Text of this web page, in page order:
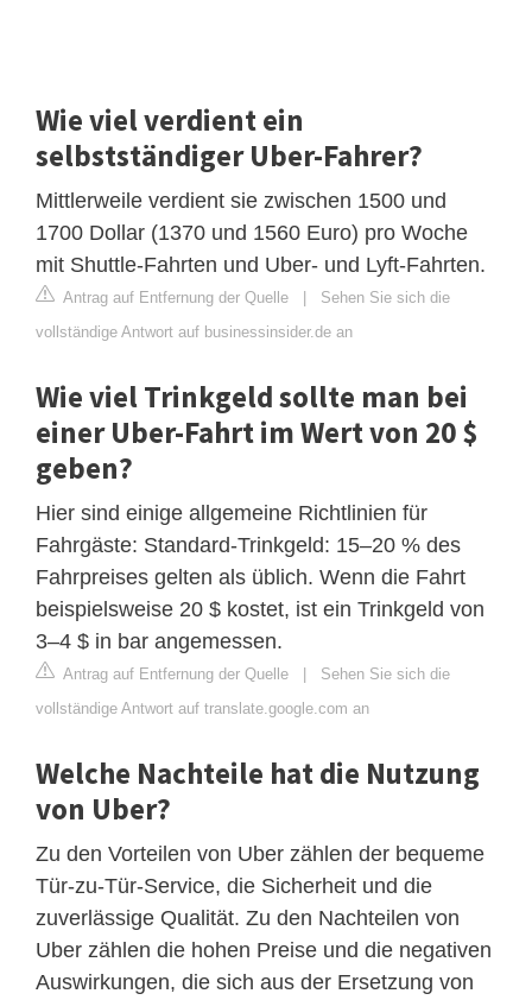
Wie viel verdient ein
selbstständiger Uber-Fahrer?
Mittlerweile verdient sie zwischen 1500 und
1700 Dollar (1370 und 1560 Euro) pro Woche
mit Shuttle-Fahrten und Uber- und Lyft-Fahrten.
Antrag auf Entfernung der Quelle | Sehen Sie sich die
vollständige Antwort auf businessinsider.de an
Wie viel Trinkgeld sollte man bei
einer Uber-Fahrt im Wert von 20 $
geben?
Hier sind einige allgemeine Richtlinien für
Fahrgäste: Standard-Trinkgeld: 15–20 % des
Fahrpreises gelten als üblich. Wenn die Fahrt
beispielsweise 20 $ kostet, ist ein Trinkgeld von
3–4 $ in bar angemessen.
Antrag auf Entfernung der Quelle | Sehen Sie sich die
vollständige Antwort auf translate.google.com an
Welche Nachteile hat die Nutzung
von Uber?
Zu den Vorteilen von Uber zählen der bequeme
Tür-zu-Tür-Service, die Sicherheit und die
zuverlässige Qualität. Zu den Nachteilen von
Uber zählen die hohen Preise und die negativen
Auswirkungen, die sich aus der Ersetzung von